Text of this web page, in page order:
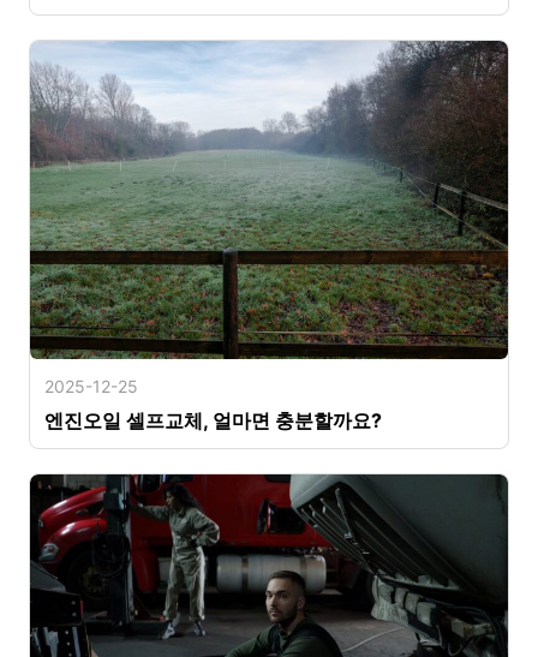
2025-12-25
엔진오일 셀프교체, 얼마면 충분할까요?